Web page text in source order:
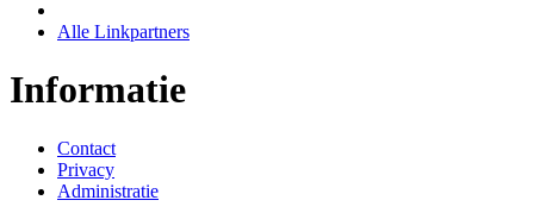
Alle Linkpartners
Informatie
Contact
Privacy
Administratie